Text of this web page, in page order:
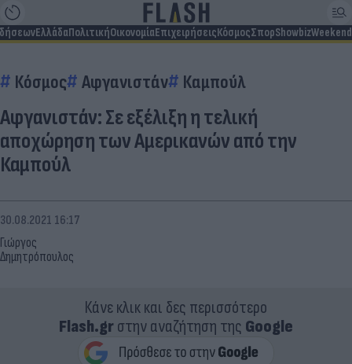
ΕλλάδαΠολιτικήΟικονομίαΕπιχειρήσειςΚόσμοςΣπορShowbizWeekend
Κόσμος Αφγανιστάν Καμπούλ
Αφγανιστάν: Σε εξέλιξη η τελική
αποχώρηση των Αμερικανών από την
Καμπούλ
Γιώργος
Δημητρόπουλος
30.08.2021 16:17
Κάνε κλικ και δες περισσότερο
Flash.grστην αναζήτηση της Google